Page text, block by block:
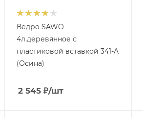
Ведро SAWO
4л,деревянное с
пластиковой вставкой 341-A
(Осина)
2 545₽/шт